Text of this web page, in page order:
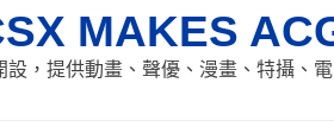
MAKES
設，提供動畫、聲優、漫畫、特攝、